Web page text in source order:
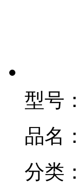
型号：
品名：
分类：